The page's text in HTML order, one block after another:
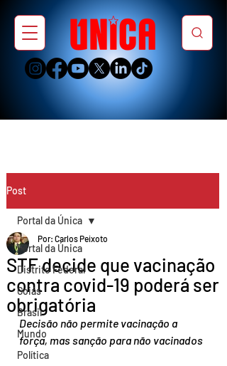
Post
Portal da Única
Distrito Federal
Goiás
Brasil
Mundo
Política
Portal da Única
STF decide que vacinação
contra covid-19 poderá ser
obrigatória
Por: Carlos Peixoto
Decisão não permite vacinação a
força, mas sanção para não vacinados